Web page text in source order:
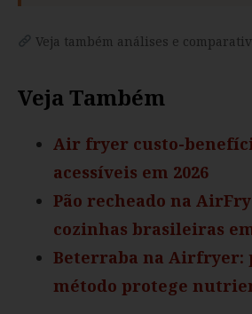
Veja também análises e
Veja Também
Air fryer custo-
acessíveis em 2026
Pão recheado na
cozinhas brasileiras
Beterraba na Airfryer:
método protege